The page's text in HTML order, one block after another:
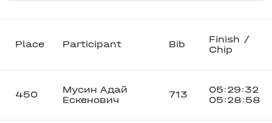
Place Participant Bib
Finish /
Chip
450
Мусин Адай
Ескенович
713
05:29:32
05:28:58